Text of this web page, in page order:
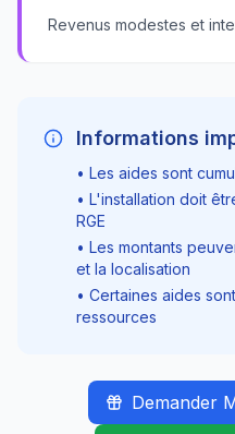
Revenus modestes et
Informations
• Les aides sont
• L'installation doit
RGE
• Les montants
et la localisation
• Certaines aides
ressources
Demander